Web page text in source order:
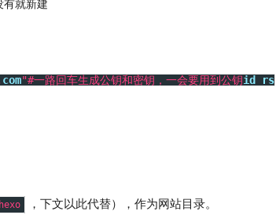
有就新建
com"#一路回车生成公钥和密钥，一会要用到公钥id_rsa
，下文以此代替），作为网站目录。